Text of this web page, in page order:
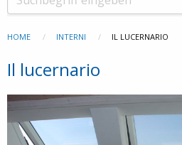
HOME INTERNI IL LUCERNARIO
Il lucernario